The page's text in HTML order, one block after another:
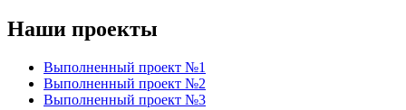
Наши проекты
Выполненный проект №1
Выполненный проект №2
Выполненный проект №3